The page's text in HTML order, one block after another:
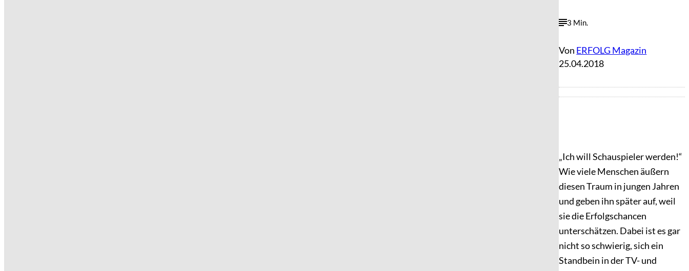
3 Min.
Von ERFOLG Magazin
25.04.2018
„Ich will Schauspieler werden!“
Wie viele Menschen äußern
diesen Traum in jungen Jahren
und geben ihn später auf, weil
sie die Erfolgschancen
unterschätzen. Dabei ist es gar
nicht so schwierig, sich ein
Standbein in der TV- und